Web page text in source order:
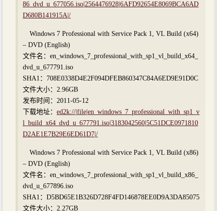
86_dvd_u_677056.iso|2564476928|6AFD92654E8069BCA6AD
D680B141915A|/
Windows 7 Professional with Service Pack 1, VL Build (x64)
– DVD (English)
文件名：en_windows_7_professional_with_sp1_vl_build_x64_
dvd_u_677791.iso
SHA1：708E0338D4E2F094DFEB860347C84A6ED9E91D0C
文件大小：2.96GB
发布时间：2011-05-12
下载地址： ed2k://|file|en_windows_7_professional_with_sp1_v
l_build_x64_dvd_u_677791.iso|3183042560|5C51DCE0971810
D2AE1E7B29E6ED61D7|/
Windows 7 Professional with Service Pack 1, VL Build (x86)
– DVD (English)
文件名：en_windows_7_professional_with_sp1_vl_build_x86_
dvd_u_677896.iso
SHA1：D5BD65E1B326D728F4FD146878EE0D9A3DA85075
文件大小：2.27GB